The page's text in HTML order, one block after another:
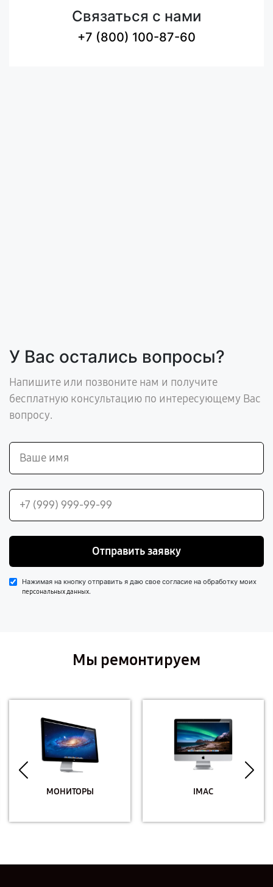
Связаться с нами
+7 (800) 100-87-60
У Вас остались вопросы?
Напишите или позвоните нам и получите
бесплатную консультацию по интересующему Вас
вопросу.
Отправить заявку
Нажимая на кнопку отправить я даю свое согласие на обработку моих
персональных данных.
Мы ремонтируем
МОНИТОРЫ IMAC